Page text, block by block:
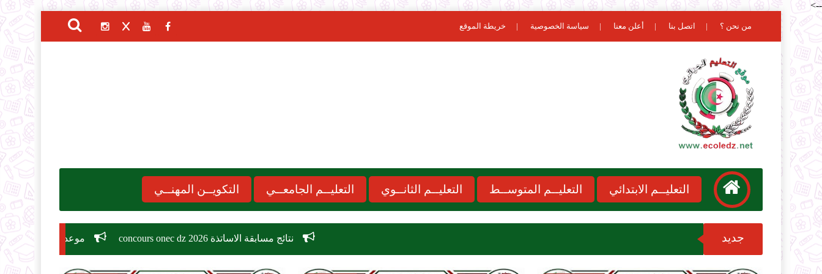
-->
من نحن ؟ اتصل بنا أعلن معنا سياسة الخصوصية خريطة الموقع
التعليــم الابتدائي التعليــم المتوســط التعليــم الثانــوي التعليــم الجامعــي التكويــن المهنــي
جديد نتائج مسابقة الاساتذة 2026 concours onec dz موعد الدخول المدرسي 2026-2027